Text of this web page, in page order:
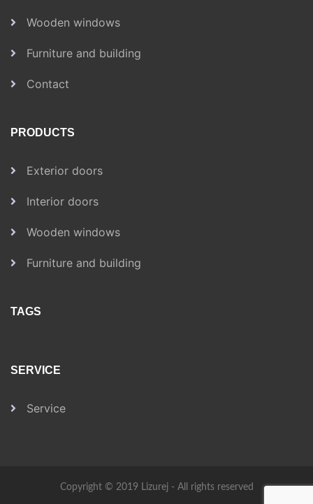
Wooden windows
Furniture and building
Contact
PRODUCTS
Exterior doors
Interior doors
Wooden windows
Furniture and building
TAGS
SERVICE
Service
Copyright © 2019 Lizurej - All rights reserved